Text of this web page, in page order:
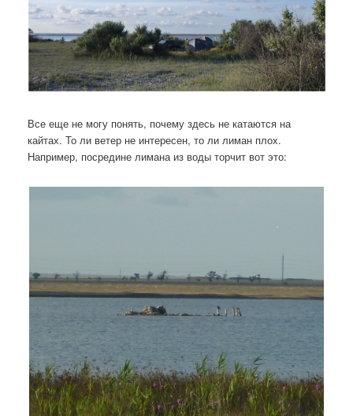
Все еще не могу понять, почему здесь не катаются на
кайтах. То ли ветер не интересен, то ли лиман плох.
Например, посредине лимана из воды торчит вот это: